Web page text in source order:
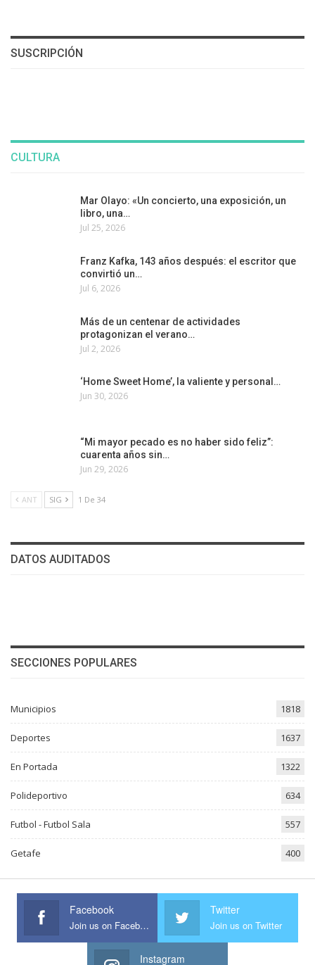
SUSCRIPCIÓN
CULTURA
Mar Olayo: «Un concierto, una exposición, un
libro, una…
Jul 25, 2026
Franz Kafka, 143 años después: el escritor que
convirtió un…
Jul 6, 2026
Más de un centenar de actividades
protagonizan el verano…
Jul 2, 2026
‘Home Sweet Home’, la valiente y personal…
Jun 30, 2026
“Mi mayor pecado es no haber sido feliz”:
cuarenta años sin…
Jun 29, 2026
ANT SIG 1 De 34
DATOS AUDITADOS
SECCIONES POPULARES
Municipios 1818
Deportes 1637
En Portada 1322
Polideportivo 634
Futbol - Futbol Sala 557
Getafe 400
Facebook
Join us on Facebook
Twitter
Join us on Twitter
Instagram